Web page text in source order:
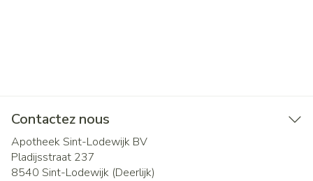
Contactez nous
Apotheek Sint-Lodewijk BV
Pladijsstraat 237
8540 Sint-Lodewijk (Deerlijk)